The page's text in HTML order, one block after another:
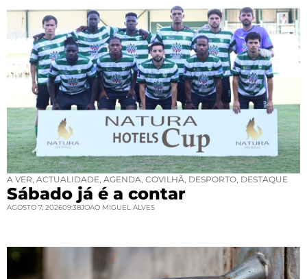
A VER, ACTUALIDADE, AGENDA, COVILHÃ, DESPORTO, DESTAQUE
Sábado já é a contar
AGOSTO 7, 202609:38JOAO MIGUEL ALVES